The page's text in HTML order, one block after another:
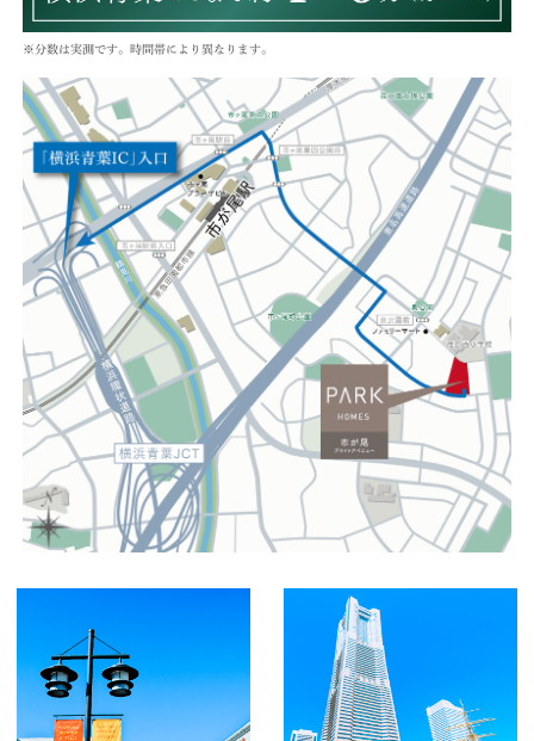
※分数は実測です。時間帯により異なります。